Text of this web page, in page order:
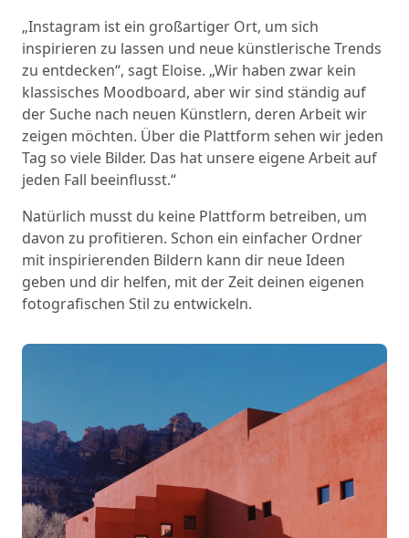
„Instagram ist ein großartiger Ort, um sich
inspirieren zu lassen und neue künstlerische Trends
zu entdecken“, sagt Eloise. „Wir haben zwar kein
klassisches Moodboard, aber wir sind ständig auf
der Suche nach neuen Künstlern, deren Arbeit wir
zeigen möchten. Über die Plattform sehen wir jeden
Tag so viele Bilder. Das hat unsere eigene Arbeit auf
jeden Fall beeinflusst.“
Natürlich musst du keine Plattform betreiben, um
davon zu profitieren. Schon ein einfacher Ordner
mit inspirierenden Bildern kann dir neue Ideen
geben und dir helfen, mit der Zeit deinen eigenen
fotografischen Stil zu entwickeln.